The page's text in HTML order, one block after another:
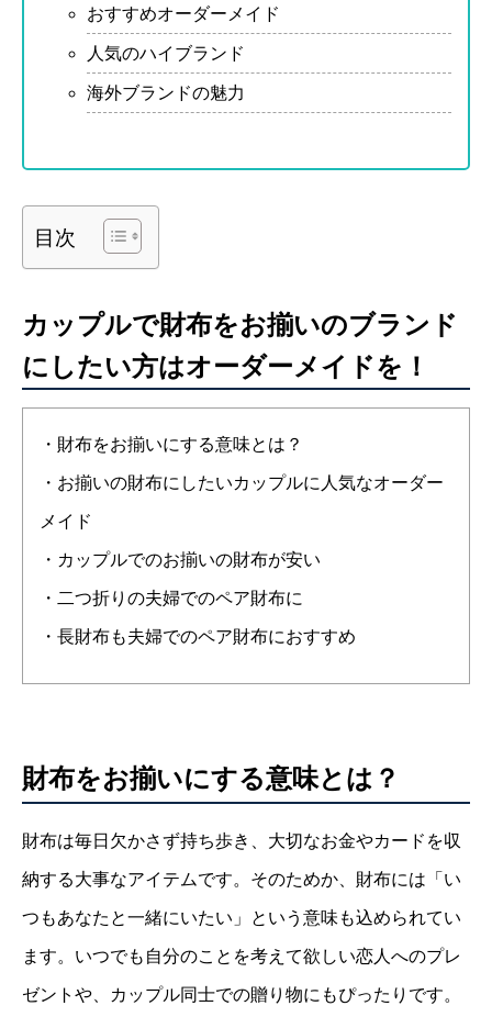
おすすめオーダーメイド
人気のハイブランド
海外ブランドの魅力
目次
カップルで財布をお揃いのブランド
にしたい方はオーダーメイドを！
・財布をお揃いにする意味とは？
・お揃いの財布にしたいカップルに人気なオーダー
メイド
・カップルでのお揃いの財布が安い
・二つ折りの夫婦でのペア財布に
・長財布も夫婦でのペア財布におすすめ
財布をお揃いにする意味とは？
財布は毎日欠かさず持ち歩き、大切なお金やカードを収
納する大事なアイテムです。そのためか、財布には「い
つもあなたと一緒にいたい」という意味も込められてい
ます。いつでも自分のことを考えて欲しい恋人へのプレ
ゼントや、カップル同士での贈り物にもぴったりです。